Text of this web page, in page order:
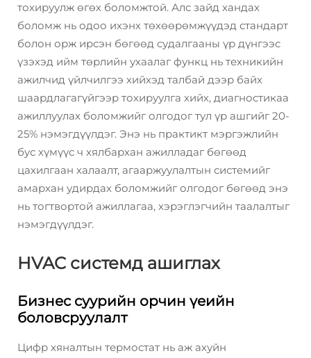
тохируулж өгөх боломжтой. Алс зайд хандах
боломж нь одоо ихэнх төхөөрөмжүүдэд стандарт
болон орж ирсэн бөгөөд судалгааны үр дүнгээс
үзэхэд ийм төрлийн ухаалаг функц нь техникийн
ажилчид үйлчилгээ хийхэд талбай дээр байх
шаардлагагүйгээр тохируулга хийх, диагностикаа
ажиллуулах боломжийг олгодог тул үр ашгийг 20-
25% нэмэгдүүлдэг. Энэ нь практикт мэргэжлийн
бус хүмүүс ч хялбархан ажилладаг бөгөөд
цахилгаан халаалт, агааржуулалтын системийг
амархан удирдах боломжийг олгодог бөгөөд энэ
нь тогтвортой ажиллагаа, хэрэглэгчийн таалалтыг
нэмэгдүүлдэг.
HVAC системд ашиглах
Бизнес суурийн орчин үеийн
боловсруулалт
Цифр хяналтын термостат нь аж ахуйн